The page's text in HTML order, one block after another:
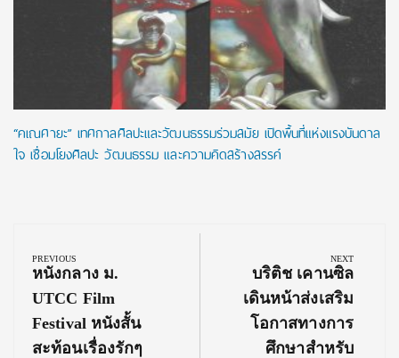
“คเณศายะ” เทศกาลศิลปะและวัฒนธรรมร่วมสมัย เปิดพื้นที่แห่งแรงบันดาล
ใจ เชื่อมโยงศิลปะ วัฒนธรรม และความคิดสร้างสรรค์
navigation
PREVIOUS
Previous
Post:
หนังกลาง ม.
UTCC Film
Festival หนังสั้น
สะท้อนเรื่องรักๆ
NEXT
Next
Post:
บริติช เคานซิล
เดินหน้าส่งเสริม
โอกาสทางการ
ศึกษาสำหรับ